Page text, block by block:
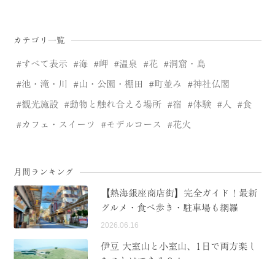
カテゴリ一覧
すべて表示 海 岬 温泉 花 洞窟・島
池・滝・川 山・公園・棚田 町並み 神社仏閣
観光施設 動物と触れ合える場所 宿 体験 人 食
カフェ・スイーツ モデルコース 花火
月間ランキング
【熱海銀座商店街】完全ガイド！最新
グルメ・食べ歩き・駐車場も網羅
2026.06.16
伊豆 大室山と小室山、1日で両方楽し